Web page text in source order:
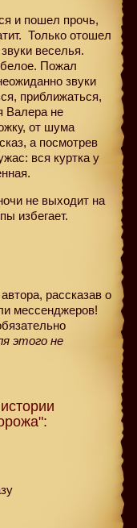
и пошел прочь,
Только отошел
веселья.
Пожал
звуки
приближаться,
Валера не
от шума
а посмотрев
вся куртка у
не выходит на
избегает.
рассказав о
мессенджеров!
этого не